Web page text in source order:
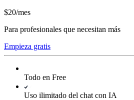
$20/mes
Para profesionales que necesitan más
Empieza gratis
Todo en Free
Uso ilimitado del chat con IA